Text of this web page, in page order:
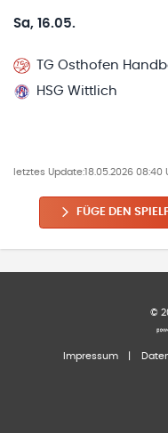
Sa, 16.05.
TG Osthofen
HSG Wittlich
letztes Update:18.05.2026 08:40
FÜGE DEN
©
Impressum